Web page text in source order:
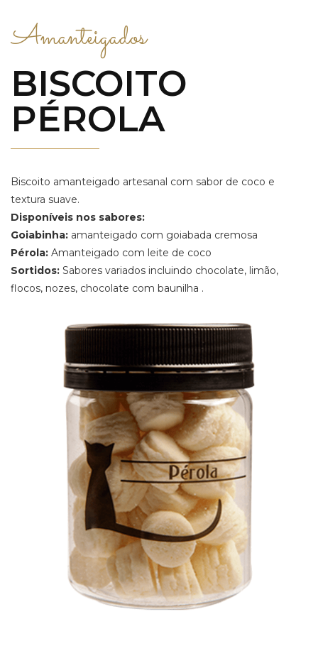
Amanteigados
BISCOITO
PÉROLA
Biscoito amanteigado artesanal com sabor de coco e
textura suave.
Disponíveis nos sabores:
Goiabinha: amanteigado com goiabada cremosa
Pérola: Amanteigado com leite de coco
Sortidos: Sabores variados incluindo chocolate, limão,
flocos, nozes, chocolate com baunilha .